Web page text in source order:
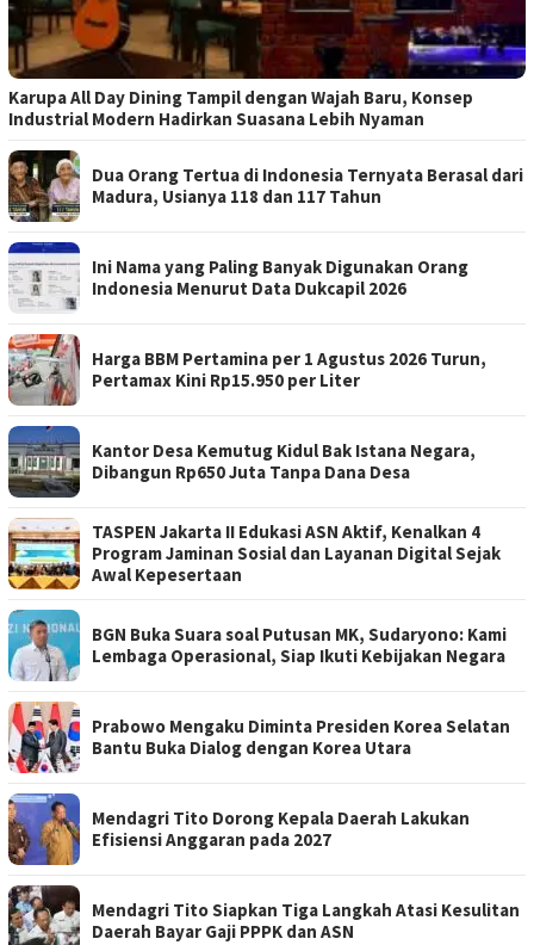
Karupa All Day Dining Tampil dengan Wajah Baru, Konsep
Industrial Modern Hadirkan Suasana Lebih Nyaman
Dua Orang Tertua di Indonesia Ternyata Berasal dari
Madura, Usianya 118 dan 117 Tahun
Ini Nama yang Paling Banyak Digunakan Orang
Indonesia Menurut Data Dukcapil 2026
Harga BBM Pertamina per 1 Agustus 2026 Turun,
Pertamax Kini Rp15.950 per Liter
Kantor Desa Kemutug Kidul Bak Istana Negara,
Dibangun Rp650 Juta Tanpa Dana Desa
TASPEN Jakarta II Edukasi ASN Aktif, Kenalkan 4
Program Jaminan Sosial dan Layanan Digital Sejak
Awal Kepesertaan
BGN Buka Suara soal Putusan MK, Sudaryono: Kami
Lembaga Operasional, Siap Ikuti Kebijakan Negara
Prabowo Mengaku Diminta Presiden Korea Selatan
Bantu Buka Dialog dengan Korea Utara
Mendagri Tito Dorong Kepala Daerah Lakukan
Efisiensi Anggaran pada 2027
Mendagri Tito Siapkan Tiga Langkah Atasi Kesulitan
Daerah Bayar Gaji PPPK dan ASN